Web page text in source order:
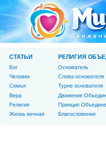
СТАТЬИ
Бог
Человек
Cемья
Вера
Религия
Жизнь вечная
РЕЛИГИЯ
Основатель
Слова основателя
Турне основателя
Движение
Принцип
Благословение